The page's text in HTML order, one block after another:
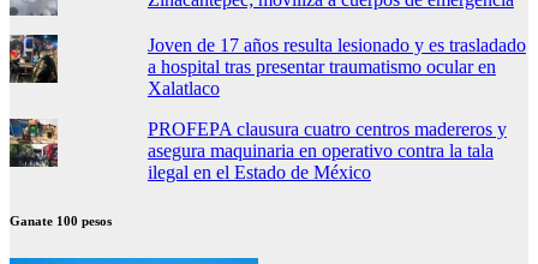
Joven de 17 años resulta lesionado y es trasladado
a hospital tras presentar traumatismo ocular en
Xalatlaco
PROFEPA clausura cuatro centros madereros y
asegura maquinaria en operativo contra la tala
ilegal en el Estado de México
Ganate 100 pesos